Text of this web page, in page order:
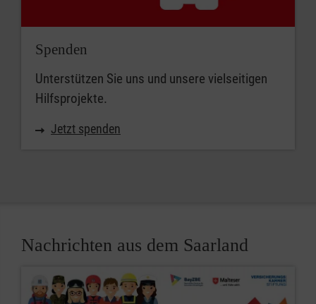
Spenden
Unterstützen Sie uns und unsere vielseitigen
Hilfsprojekte.
Jetzt spenden
Nachrichten aus dem Saarland